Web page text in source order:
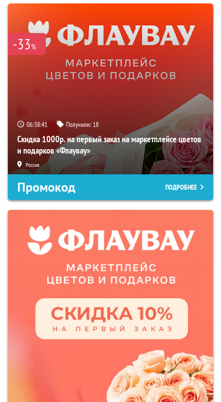
-33%
06:38:41 Получили: 18
Скидка 1000р. на первый заказ на маркетплейсе цветов
и подарков «Флаувау»
Россия
Промокод ПОДРОБНЕЕ